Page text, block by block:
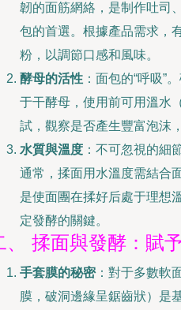
韌的面筋網絡，是制作吐司
包的首選。根據產品需求，
粉，以調節口感和風味。
酵母的活性 ：面包的“呼吸”
于干酵母，使用前可用溫水
試，觀察是否產生豐富泡沫
水質與溫度 ：不可忽視的細
通常，揉面用水溫度需結合
是使面團在揉好后處于理想
定發酵的關鍵。
、 揉面與發酵：賦
手套膜的秘密：對于多數軟
膜，破洞邊緣呈鋸齒狀）是